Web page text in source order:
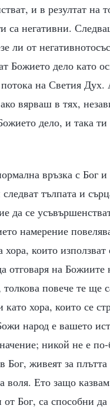
и в резултат на
са негативни.
ли от
Божието дело като
на Светия
вярваш в тях,
дело, и така ти
връзка с Бог и
тълпата и
да се
намерение
които използват
отговаря на Божиите
повече те ще
хора, които се
народ е вашето
никой не е по-
Бог, живеят за
воля. Ето защо
Бог, са способни